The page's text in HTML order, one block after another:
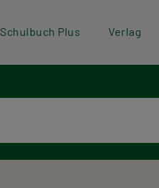
Schulbuch Plus Verlag